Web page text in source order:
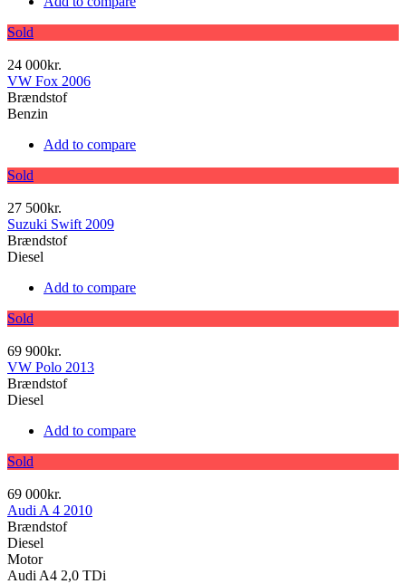
Sold
24 000kr.
VW Fox 2006
Brændstof
Benzin
Add to compare
Sold
27 500kr.
Suzuki Swift 2009
Brændstof
Diesel
Add to compare
Sold
69 900kr.
VW Polo 2013
Brændstof
Diesel
Add to compare
Sold
69 000kr.
Audi A 4 2010
Brændstof
Diesel
Motor
Audi A4 2,0 TDi